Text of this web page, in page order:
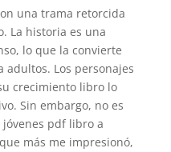
una trama retorcida
La historia es una
lo que la convierte
Los personajes
crecimiento libro lo
Sin embargo, no es
pdf libro a
más me impresionó,